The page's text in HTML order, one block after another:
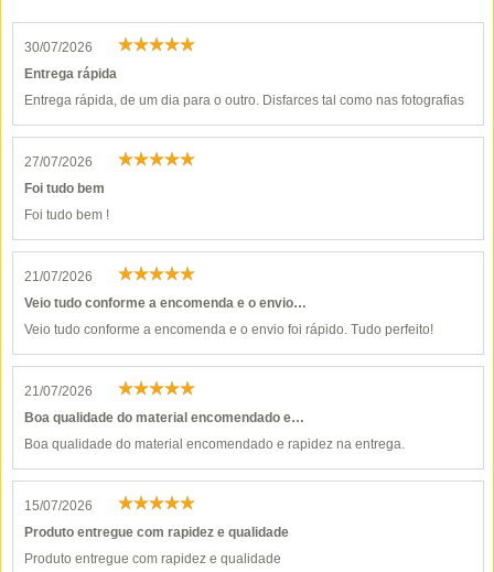
30/07/2026
Entrega rápida
Entrega rápida, de um dia para o outro. Disfarces tal como nas fotografias
27/07/2026
Foi tudo bem
Foi tudo bem !
21/07/2026
Veio tudo conforme a encomenda e o envio…
Veio tudo conforme a encomenda e o envio foi rápido. Tudo perfeito!
21/07/2026
Boa qualidade do material encomendado e…
Boa qualidade do material encomendado e rapidez na entrega.
15/07/2026
Produto entregue com rapidez e qualidade
Produto entregue com rapidez e qualidade